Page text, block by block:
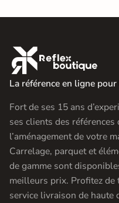

La référence en ligne
Fort de ses 15 ans
ses clients des
l’aménagement de votre
Carrelage, parquet et
de gamme sont
meilleurs prix. Profitez de
service livraison de